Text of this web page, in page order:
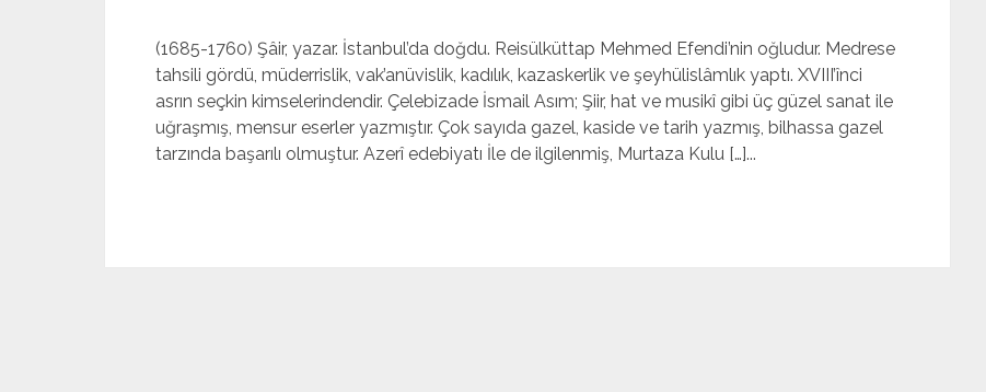
(1685-1760) Şâir, yazar. İstanbul’da doğdu. Reisülküttap Mehmed Efendi’nin oğludur. Medrese
tahsili gördü, müderrislik, vak’anüvislik, kadılık, kazaskerlik ve şeyhülislâmlık yaptı. XVIII’înci
asrın seçkin kimselerindendir. Çelebizade İsmail Asım; Şiir, hat ve musi­kî gibi üç güzel sanat ile
uğraşmış, mensur eserler yazmış­tır. Çok sayıda gazel, kaside ve tarih yazmış, bilhassa gazel
tarzında başarılı olmuştur. Azerî edebiyatı İle de ilgilenmiş, Murtaza Kulu […]...